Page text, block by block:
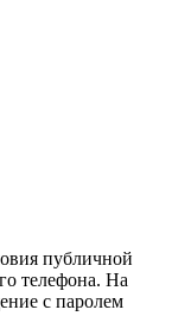
публичной
телефона. На
с паролем